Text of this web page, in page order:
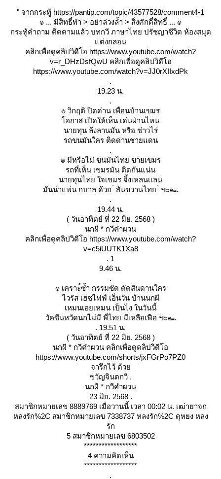
" จากกระทู้ https://pantip.com/topic/43577528/comment4-1
๏ ... มีสิทธิ์ทำ > อย่าล่วงล้ำ > สิ่งศักดิ์สิทธิ์ ... ๏
กระทู้คำถาม ติดตามแล้ว บทกวี ภาษาไทย ปรัชญาชีวิต ห้องสมุด
ต่งกลอน
คลิกเพื่อดูคลิปวิดีโอ https://www.youtube.com/watch?
v=r_DHzDsfQwU คลิกเพื่อดูคลิปวิดีโอ
https://www.youtube.com/watch?v=JJ0rXIIxdPk
.
19.23 น.
.
๏ วิกฤติ ปิดด่าน เพื่อนบ้านเขมร
อกาส เปิดให้เห็น เด่นฝ่านไหน
นายทุน ล้งลานมัน หรือ ช่าวไร่
รถขนมันใคร ติดด่านชายแดน
.
๏ มีหรือไม่ ขนมันไทย ขายเขมร
รถที่เห็น เขมรมัน ติดกันแน่น
นายทุนไทย ใจเขมร จิ้งเหลนเเลน
มันน่าแพ่น กบาล ด้วย ่ สันขวานไทย ่ ๚ะ๛
.
19.44 น.
( วันอาทิตย์ ที่ 22 มิย. 2568 )
นกผี * กวีคำผวน
คลิกเพื่อดูคลิปวิดีโอ https://www.youtube.com/watch?
v=c5iUUTK1Xa8
. 1
9.46 น.
.
๏ เคราะ์ซ้ำ กรรมซัด ดัดสันดานใคร
ไวรัส เฮชไฟฟ์ เอ็นวัน บ้านนกผี
เหมนเอยเหมน เป็นไง ในวันนี้
วัคซีนหวัดนกไม่มี พี่ไทย มีเหลือเฟือ ๚ะ๛
. 19.51 น.
( วันอาทิตย์ ที่ 22 มิย. 2568 )
นกผี * กวีคำผวน คลิกเพื่อดูคลิปวิดีโอ
https://www.youtube.com/shorts/jxFGrPo7PZ0
จารึกไว้ ด้ว
ขวัญจินตกวี .
นกผี * กวีคำผวน
23 มิย. 2568 .
สมาชิกหมายเลข 8889769 เมื่อวานนี้ เวลา 00:02 น. เฒ่ายาจก
หลงรัก%2C สมาชิกหมายเลข 7338737 หลงรัก%2C ดุหยง หลง
รัก
5 สมาชิกหมายเลข 6803502
******************
4 ความคิดเห็น
******************
.